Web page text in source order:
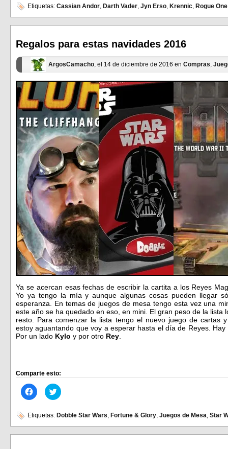
en
Facebook
(Se
abre
ventana
nueva)
en
(Se
abre
ventana
nueva)
Etiquetas: Cassian Andor, Darth Vader, Jyn Erso, Krennic, Rogue One
Regalos para estas navidades 2016
ArgosCamacho, el 14 de diciembre de 2016 en Compras,
Ya se acercan esas fechas de escribir la cartita a los Reyes
Yo ya tengo la mía y aunque algunas cosas pueden llegar
esperanza. En temas de juegos de mesa tengo esta vez una
este año se ha quedado en eso, en mini. El gran peso de la lista
resto. Para comenzar la lista tengo el nuevo juego de cartas
estoy aguantando que voy a esperar hasta el día de Reyes.
Por un lado Kylo y por otro Rey.
Comparte esto:
Haz
clic
en
Facebook
(Se
abre
Haz
clic
en
(Se
abre
Etiquetas: Dobble Star Wars, Fortune & Glory, Juegos de Mesa, Star